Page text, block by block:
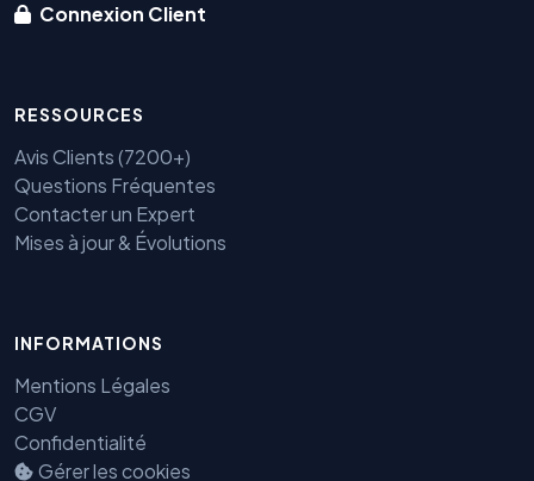
Connexion Client
RESSOURCES
Avis Clients (7200+)
Questions Fréquentes
Contacter un Expert
Mises à jour & Évolutions
INFORMATIONS
Mentions Légales
CGV
Confidentialité
Gérer les cookies